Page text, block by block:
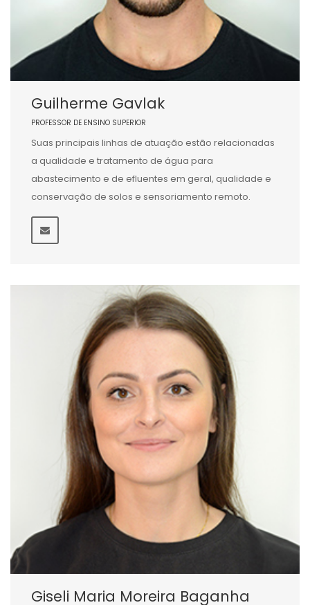
Guilherme Gavlak
PROFESSOR DE ENSINO SUPERIOR
Suas principais linhas de atuação estão relacionadas
a qualidade e tratamento de água para
abastecimento e de efluentes em geral, qualidade e
conservação de solos e sensoriamento remoto.
Giseli Maria Moreira Baganha